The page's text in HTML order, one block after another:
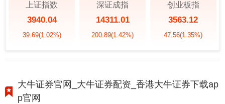
上证指数
3940.04
39.69(1.02%)
深证成指
14311.01
200.89(1.42%)
创业板指
3563.12
47.56(1.35%)
大牛证券官网_大牛证券配资_香港大牛证券下载ap
p官网